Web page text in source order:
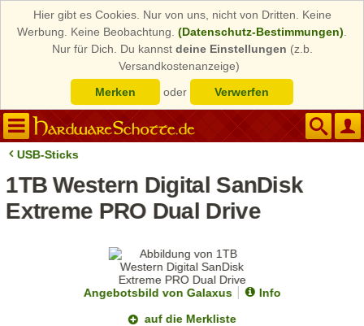
Hier gibt es Cookies. Nur von uns, nicht von Dritten. Keine
Werbung. Keine Beobachtung. (Datenschutz-Bestimmungen)
Nur für Dich. Du kannst deine Einstellungen (z.b.
Versandkostenanzeige)
Merken
oder Verwerfen
USB-Sticks
1TB Western Digital SanDisk
Extreme PRO Dual Drive
Angebotsbild von Galaxus
Info
auf die Merkliste